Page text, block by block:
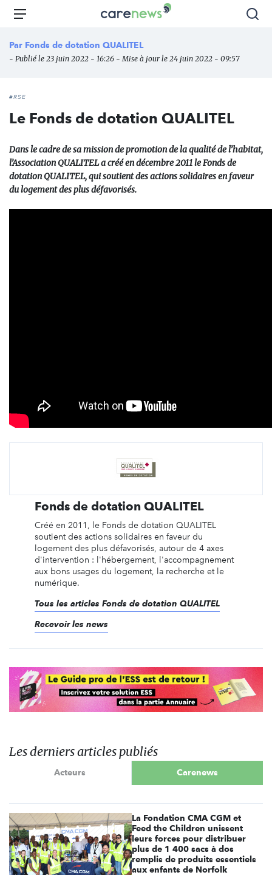
Aller
principal
Carenews,
média
des
Menu
Par Fonds de dotation QUALITEL
- Publié le 23 juin 2022 - 16:26 - Mise à jour le 24 juin 2022 - 09:57
#RSE
Le Fonds de dotation QUALITEL
Dans le cadre de sa mission de promotion de la qualité de l’habitat,
l’Association QUALITEL a créé en décembre 2011 le Fonds de
dotation QUALITEL, qui soutient des actions solidaires en faveur
du logement des plus défavorisés.
Fonds de dotation QUALITEL
Créé en 2011, le Fonds de dotation QUALITEL
soutient des actions solidaires en faveur du
logement des plus défavorisés, autour de 4 axes
d'intervention : l'hébergement, l'accompagnement
aux bons usages du logement, la recherche et le
numérique.
Tous les articles Fonds de dotation QUALITEL
Recevoir les news
Les derniers articles publiés
Acteurs Carenews
La Fondation CMA CGM et
Feed the Children unissent
leurs forces pour distribuer
plus de 1 400 sacs à dos
remplis de produits essentiels
aux enfants de Norfolk